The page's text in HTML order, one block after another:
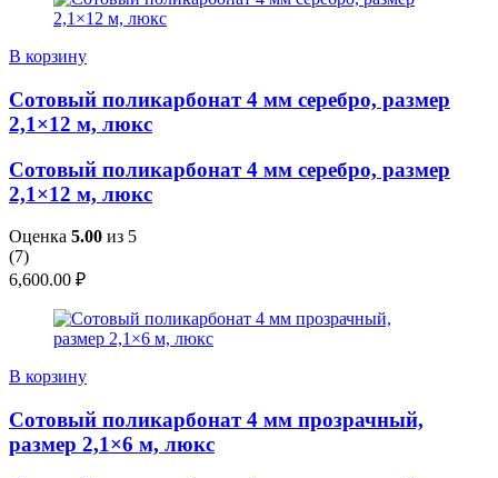
В корзину
Сотовый поликарбонат 4 мм серебро, размер
2,1×12 м, люкс
Сотовый поликарбонат 4 мм серебро, размер
2,1×12 м, люкс
Оценка 5.00 из 5
(7)
6,600.00 ₽
В корзину
Сотовый поликарбонат 4 мм прозрачный,
размер 2,1×6 м, люкс